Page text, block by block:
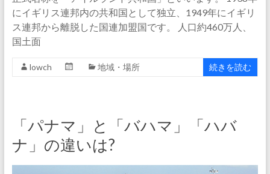
にイギリス連邦内の共和国として独立、1949年にイギリ
ス連邦から離脱した国連加盟国です。 人口約460万人、
国土面
lowch 地域・場所 続きを読む
「パナマ」と「バハマ」「ハバ
ナ」の違いは?